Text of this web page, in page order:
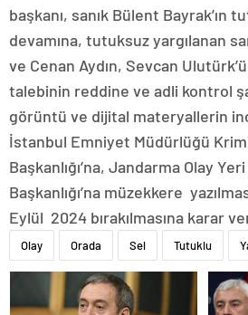
başkanı, sanık Bülent Bayrak’ın
devamına, tutuksuz yargılanan
ve Cenan Aydın, Sevcan
talebinin reddine ve adli kontrol
görüntü ve dijital materyallerin
İstanbul Emniyet Müdürlüğü
Başkanlığı’na, Jandarma Olay
Başkanlığı’na müzekkere
Eylül 2024 bırakılmasına karar
Olay Orada Sel Tutuklu